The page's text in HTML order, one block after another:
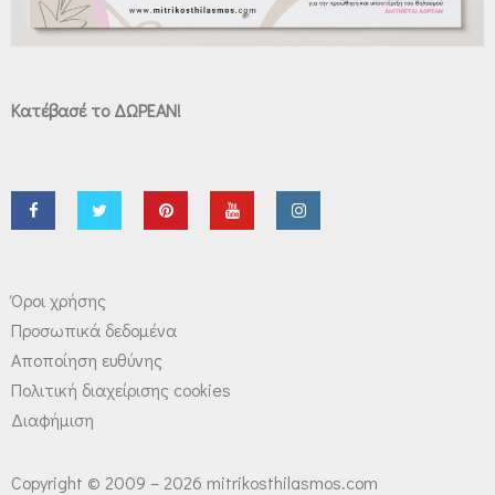
Κατέβασέ το ΔΩΡΕΑΝ!
Όροι χρήσης
Προσωπικά δεδομένα
Αποποίηση ευθύνης
Πολιτική διαχείρισης cookies
Διαφήμιση
Copyright © 2009 – 2026 mitrikosthilasmos.com